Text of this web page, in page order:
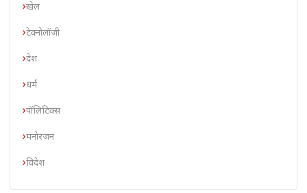
खेल
टेक्नोलॉजी
देश
धर्म
पॉलिटिक्स
मनोरंजन
विदेश